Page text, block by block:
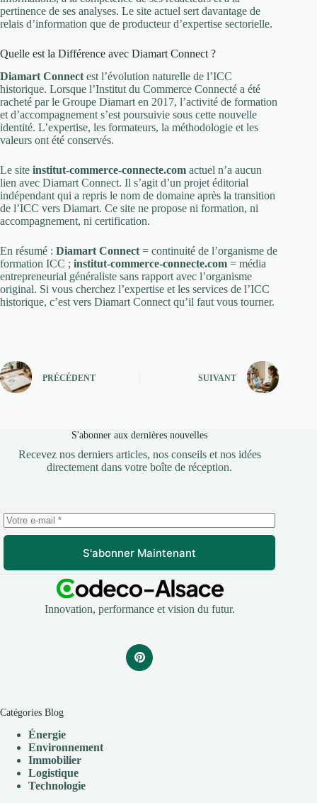
pertinence de ses analyses. Le site actuel sert davantage de
relais d’information que de producteur d’expertise sectorielle.
Quelle est la Différence avec Diamart Connect ?
Diamart Connect est l’évolution naturelle de l’ICC
historique. Lorsque l’Institut du Commerce Connecté a été
racheté par le Groupe Diamart en 2017, l’activité de formation
et d’accompagnement s’est poursuivie sous cette nouvelle
identité. L’expertise, les formateurs, la méthodologie et les
valeurs ont été conservés.
Le site institut-commerce-connecte.com actuel n’a aucun
lien avec Diamart Connect. Il s’agit d’un projet éditorial
indépendant qui a repris le nom de domaine après la transition
de l’ICC vers Diamart. Ce site ne propose ni formation, ni
accompagnement, ni certification.
En résumé : Diamart Connect = continuité de l’organisme de
formation ICC ; institut-commerce-connecte.com = média
entrepreneurial généraliste sans rapport avec l’organisme
original. Si vous cherchez l’expertise et les services de l’ICC
historique, c’est vers Diamart Connect qu’il faut vous tourner.
PRÉCÉDENT SUIVANT
S'abonner aux dernières nouvelles
Recevez nos derniers articles, nos conseils et nos idées
directement dans votre boîte de réception.
S'abonner Maintenant
Innovation, performance et vision du futur.
Catégories Blog
Énergie
Environnement
Immobilier
Logistique
Technologie